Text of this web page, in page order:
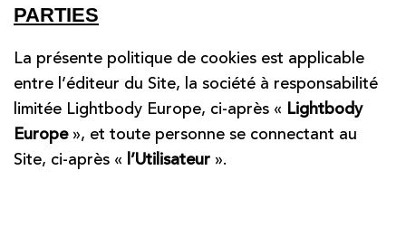
PARTIES
La présente politique de cookies est applicable
entre l’éditeur du Site, la société à responsabilité
limitée Lightbody Europe, ci-après « Lightbody
Europe», et toute personne se connectant au
Site, ci-après « l’Utilisateur ».